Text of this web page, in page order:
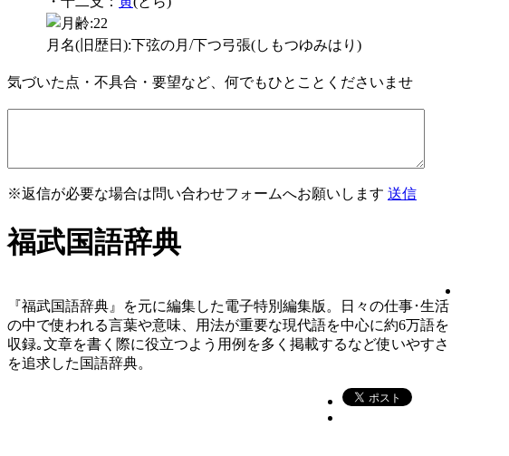
月名(旧歴日):下弦の月/下つ弓張(しもつゆみはり)
気づいた点・不具合・要望など、何でもひとことくださいませ
※返信が必要な場合は問い合わせフォームへお願いします 送信
福武国語辞典
『福武国語辞典』を元に編集した電子特別編集版。日々の仕事･生活
の中で使われる言葉や意味、用法が重要な現代語を中心に約6万語を
収録｡文章を書く際に役立つよう用例を多く掲載するなど使いやすさ
を追求した国語辞典。